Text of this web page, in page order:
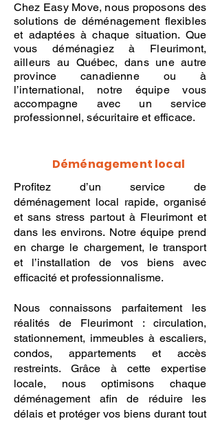
Chez Easy Move, nous proposons des
solutions de déménagement flexibles
et adaptées à chaque situation. Que
vous déménagiez à Fleurimont,
ailleurs au Québec, dans une autre
province canadienne ou à
l’international, notre équipe vous
accompagne avec un service
professionnel, sécuritaire et efficace.
Déménagement local
Profitez d’un service de
déménagement local rapide, organisé
et sans stress partout à Fleurimont et
dans les environs. Notre équipe prend
en charge le chargement, le transport
et l’installation de vos biens avec
efficacité et professionnalisme.
Nous connaissons parfaitement les
réalités de Fleurimont : circulation,
stationnement, immeubles à escaliers,
condos, appartements et accès
restreints. Grâce à cette expertise
locale, nous optimisons chaque
déménagement afin de réduire les
délais et protéger vos biens durant tout